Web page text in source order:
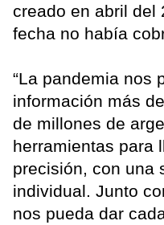
creado en abril del
fecha no había
“La pandemia nos
información más
de millones de
herramientas para
precisión, con una
individual. Junto
nos pueda dar